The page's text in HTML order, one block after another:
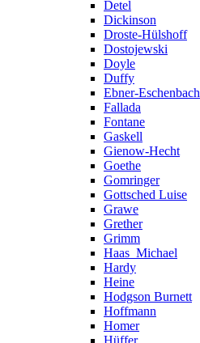
Detel
Dickinson
Droste-Hülshoff
Dostojewski
Doyle
Duffy
Ebner-Eschenbach
Fallada
Fontane
Gaskell
Gienow-Hecht
Goethe
Gomringer
Gottsched Luise
Grawe
Grether
Grimm
Haas_Michael
Hardy
Heine
Hodgson Burnett
Hoffmann
Homer
Hüffer